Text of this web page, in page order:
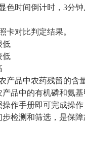
色时间倒计时，3分
卡对比判定结果。
低
低
产品中农药残留的含
品中的有机磷和氨
作手册即可完成操
检测和筛选，是保